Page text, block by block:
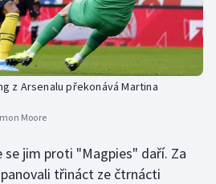
z Arsenalu překonává Martina
Moore
se jim proti "Magpies" daří. Za
třináct ze čtrnácti